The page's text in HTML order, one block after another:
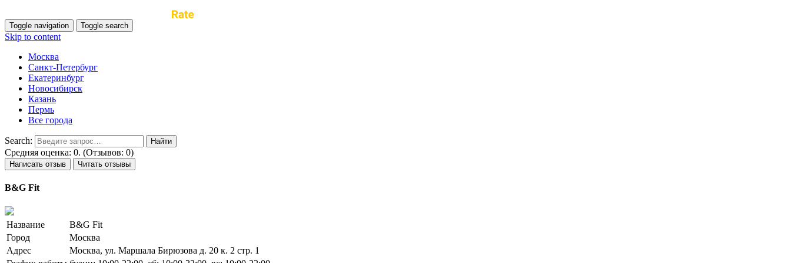
Toggle navigation Toggle search
Skip to content
Москва
Санкт-Петербург
Екатеринбург
Новосибирск
Казань
Пермь
Все города
Search:
Средняя оценка: 0. (Отзывов: 0)
Написать отзыв Читать отзывы
B&G Fit
Название
B&G Fit
Город
Москва
Адрес
Москва, ул. Маршала Бирюзова д. 20 к. 2 стр. 1